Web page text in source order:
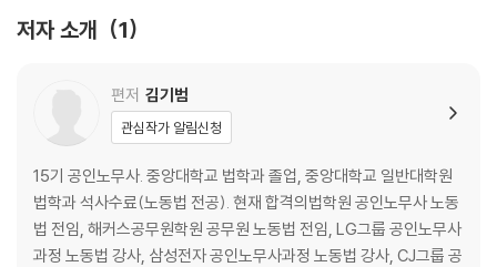
제2장. 노동조합
제3장. 단체교섭
제4장. 단체협약
제5장. 쟁의행위
제6장. 노동쟁의의 조정
제7장. 부당노동행위
저자 소개 1
편저 김기범
관심작가 알림신청
15기 공인노무사. 중앙대학교 법학과 졸업, 중앙대학교 일반대학원
법학과 석사수료(노동법 전공). 현재 합격의법학원 공인노무사 노동
법 전임, 해커스공무원학원 공무원 노동법 전임, LG그룹 공인노무사
과정 노동법 강사, 삼성전자 공인노무사과정 노동법 강사, CJ그룹 공